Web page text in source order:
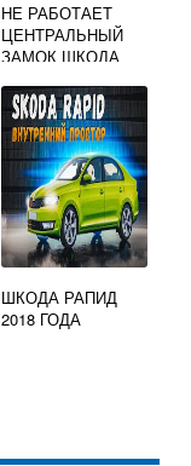
НЕ РАБОТАЕТ
ЦЕНТРАЛЬНЫЙ
ЗАМОК ШКОДА
ШКОДА РАПИД
2018 ГОДА